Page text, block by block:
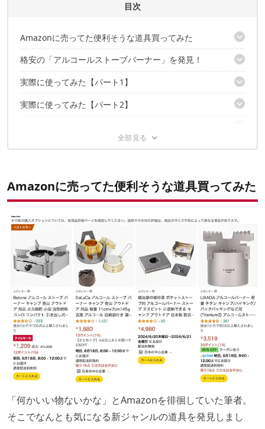
目次
Amazonに売ってた便利そうな道具買ってみた
突然ですが、アルコールストーブって使ってる？
アルコールストーブのハードルは確かにある
格安の「アルコールストーブバーナー」を発見！
サイズ感を確認
ゴトクと脚で便利に使えそう
実際に使ってみた【パート1】
トランギアのアルコールストーブじゃ使えない！
使い方を間違えてました……！
実際に使ってみた【パート2】
火力調節は確かに簡単だった
気になったところ【使用編】
燃費はよくありません
クッカーを選びます
あわせて読みたい
Amazonに売ってた便利そうな道具買ってみた
「何かいい物ないかな」とAmazonを徘徊していた筆者。
そこでなんとも気になる新ジャンルの道具を発見しまし